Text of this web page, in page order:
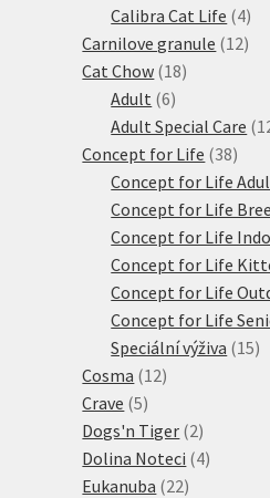
produkty
Calibra Cat Life 44
Carnilove granule 1212
Cat Chow 1818
Adult 66
produktů
Adult Special Care
Concept for Life 3838
Concept for Life
Concept for Life
Concept for Life
Concept for Life
Concept for Life
Concept for Life
Speciální výživa 1515
Cosma 1212
Crave 55
produktů
Dogs'n Tiger 22
produkty
Dolina Noteci 44
Eukanuba 2222